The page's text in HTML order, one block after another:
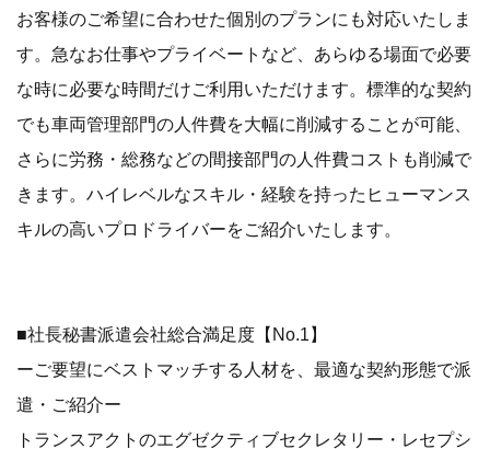
お客様のご希望に合わせた個別のプランにも対応いたしま
す。急なお仕事やプライベートなど、あらゆる場面で必要
な時に必要な時間だけご利用いただけます。標準的な契約
でも車両管理部門の人件費を大幅に削減することが可能、
さらに労務・総務などの間接部門の人件費コストも削減で
きます。ハイレベルなスキル・経験を持ったヒューマンス
キルの高いプロドライバーをご紹介いたします。
■社長秘書派遣会社総合満足度【No.1】
ーご要望にベストマッチする人材を、最適な契約形態で派
遣・ご紹介ー
トランスアクトのエグゼクティブセクレタリー・レセプシ